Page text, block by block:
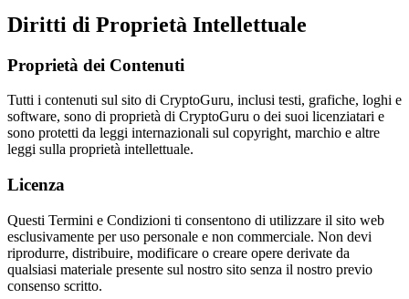
Diritti di Proprietà Intellettuale
Proprietà dei Contenuti
Tutti i contenuti sul sito di CryptoGuru, inclusi testi, grafiche, loghi e
software, sono di proprietà di CryptoGuru o dei suoi licenziatari e
sono protetti da leggi internazionali sul copyright, marchio e altre
leggi sulla proprietà intellettuale.
Licenza
Questi Termini e Condizioni ti consentono di utilizzare il sito web
esclusivamente per uso personale e non commerciale. Non devi
riprodurre, distribuire, modificare o creare opere derivate da
qualsiasi materiale presente sul nostro sito senza il nostro previo
consenso scritto.